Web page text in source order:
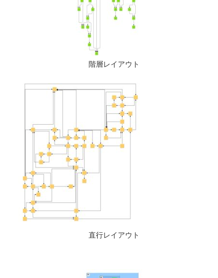
階層レイアウト
直行レイアウト